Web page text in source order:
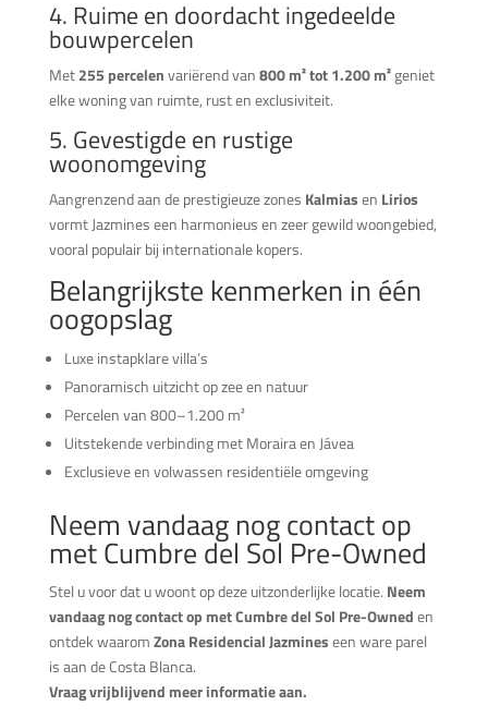
4. Ruime en doordacht ingedeelde
bouwpercelen
Met255 percelenvariërend van800 m² tot 1.200 m²geniet
elke woning van ruimte, rust en exclusiviteit.
5. Gevestigde en rustige
woonomgeving
Aangrenzend aan de prestigieuze zones Kalmiasen Lirios
vormt Jazmines een harmonieus en zeer gewild woongebied,
vooral populair bij internationale kopers.
Belangrijkste kenmerken in één
oogopslag
Luxe instapklare villa’s
Panoramisch uitzicht op zee en natuur
Percelen van 800–1.200 m²
Uitstekende verbinding met Moraira en Jávea
Exclusieve en volwassen residentiële omgeving
Neem vandaag nog contact op
met Cumbre del Sol Pre-Owned
Stel u voor dat u woont op deze uitzonderlijke locatie. Neem
vandaag nog contact op met Cumbre del Sol Pre-Owneden
ontdek waaromZona Residencial Jazmineseen ware parel
is aan de Costa Blanca.
Vraag vrijblijvend meer informatie aan.